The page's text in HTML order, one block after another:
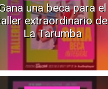
una beca para el
extraordinario de
La Tarumba